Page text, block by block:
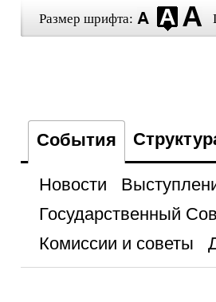
Размер шрифта:
События
Новости
Государственный
Комиссии и советы